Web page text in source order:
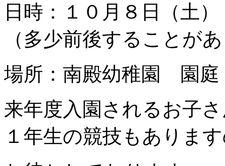
日時：１０月８日（土
（多少前後することが
場所：南殿幼稚園 園庭
来年度入園されるお子
１年生の競技もありま